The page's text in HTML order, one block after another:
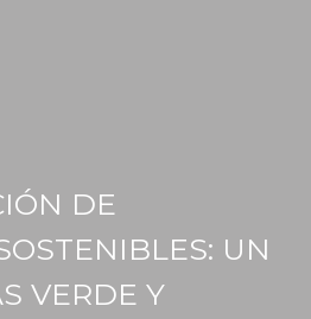
DE
UN
VERDE Y